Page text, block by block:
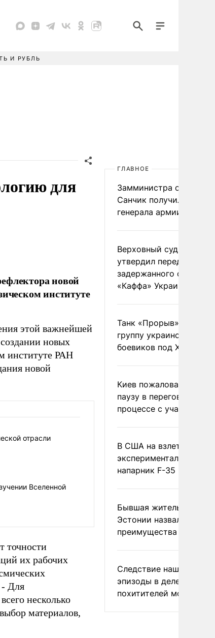
И РУБЛЬ
для
новой
институте
этой важнейшей
новых
институте РАН
новой
отрасли
Вселенной
точности
их рабочих
Для
несколько
материалов,
ГЛАВНОЕ
Замминистра обороны
Санчик получил звание
генерала армии
Верховный суд Швеции
утвердил передачу
задержанного
«Каффа» Украине
Танк «Прорыв»
группу украинских
боевиков под
Киев пожаловался на
паузу в переговорном
процессе с участием
В США на взлете
экспериментальный
напарник F-35
Бывшая жительница
Эстонии назвала
преимущества России
Следствие нашло
эпизоды в деле
похитителей москвичек